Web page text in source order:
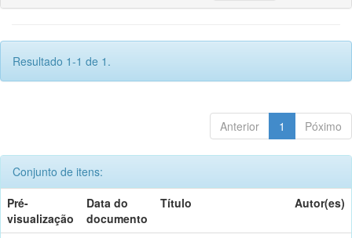
Resultado 1-1 de 1.
Anterior 1 Póximo
Conjunto de itens:
Pré-
visualização
Data do
documento
Título Autor(es)